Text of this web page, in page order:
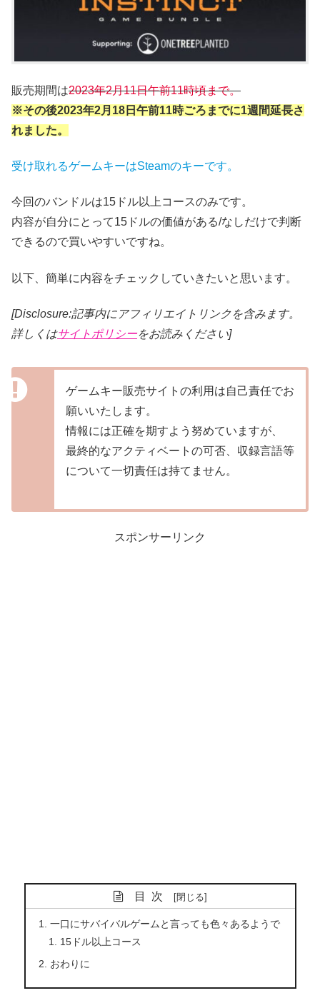
販売期間は2023年2月11日午前11時頃まで。
※その後2023年2月18日午前11時ごろまでに1週間延長さ
れました。
受け取れるゲームキーはSteamのキーです。
今回のバンドルは15ドル以上コースのみです。
内容が自分にとって15ドルの価値がある/なしだけで判断
できるので買いやすいですね。
以下、簡単に内容をチェックしていきたいと思います。
[Disclosure:記事内にアフィリエイトリンクを含みます。
詳しくはサイトポリシーをお読みください]
ゲームキー販売サイトの利用は自己責任でお
願いいたします。
情報には正確を期すよう努めていますが、
最終的なアクティベートの可否、収録言語等
について一切責任は持てません。
スポンサーリンク
目次
一口にサバイバルゲームと言っても色々あるようで
15ドル以上コース
おわりに